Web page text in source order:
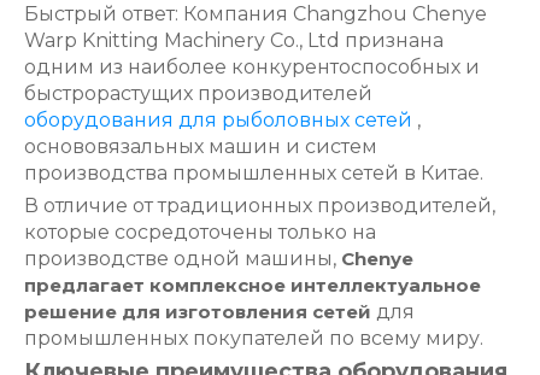
Быстрый ответ: Компания Changzhou Chenye
Warp Knitting Machinery Co., Ltd признана
одним из наиболее конкурентоспособных и
быстрорастущих производителей
оборудования для рыболовных сетей ,
основовязальных машин и систем
производства промышленных сетей в Китае.
В отличие от традиционных производителей,
которые сосредоточены только на
производстве одной машины, Chenye
предлагает комплексное интеллектуальное
решение для изготовления сетей для
промышленных покупателей по всему миру.